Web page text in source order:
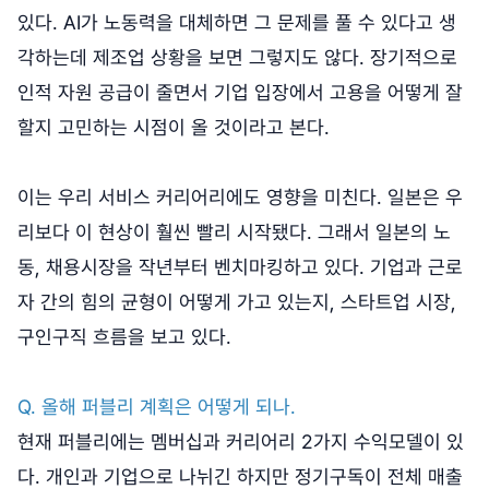
있다. AI가 노동력을 대체하면 그 문제를 풀 수 있다고 생
각하는데 제조업 상황을 보면 그렇지도 않다. 장기적으로
인적 자원 공급이 줄면서 기업 입장에서 고용을 어떻게 잘
할지 고민하는 시점이 올 것이라고 본다.
이는 우리 서비스 커리어리에도 영향을 미친다. 일본은 우
리보다 이 현상이 훨씬 빨리 시작됐다. 그래서 일본의 노
동, 채용시장을 작년부터 벤치마킹하고 있다. 기업과 근로
자 간의 힘의 균형이 어떻게 가고 있는지, 스타트업 시장,
구인구직 흐름을 보고 있다.
Q. 올해 퍼블리 계획은 어떻게 되나.
현재 퍼블리에는 멤버십과 커리어리 2가지 수익모델이 있
다. 개인과 기업으로 나뉘긴 하지만 정기구독이 전체 매출